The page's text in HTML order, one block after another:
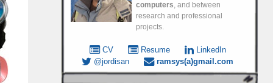
computers, and between
research and professional
projects.
CV Resume
LinkedIn
@jordisan
ramsys(a)gmail.com